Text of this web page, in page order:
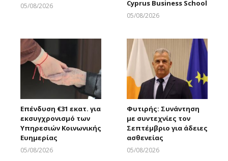
05/08/2026
Cyprus Business School
05/08/2026
Επένδυση €31 εκατ. για
εκσυγχρονισμό των
Υπηρεσιών Κοινωνικής
Ευημερίας
05/08/2026
Φυτιρής: Συνάντηση
με συντεχνίες τον
Σεπτέμβριο για άδειες
ασθενείας
05/08/2026